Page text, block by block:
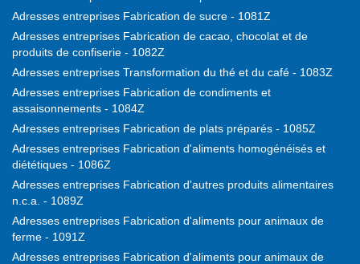
Adresses entreprises Fabrication de sucre - 1081Z
Adresses entreprises Fabrication de cacao, chocolat et de
produits de confiserie - 1082Z
Adresses entreprises Transformation du thé et du café - 1083Z
Adresses entreprises Fabrication de condiments et
assaisonnements - 1084Z
Adresses entreprises Fabrication de plats préparés - 1085Z
Adresses entreprises Fabrication d'aliments homogénéisés et
diététiques - 1086Z
Adresses entreprises Fabrication d'autres produits alimentaires
n.c.a. - 1089Z
Adresses entreprises Fabrication d'aliments pour animaux de
ferme - 1091Z
Adresses entreprises Fabrication d'aliments pour animaux de